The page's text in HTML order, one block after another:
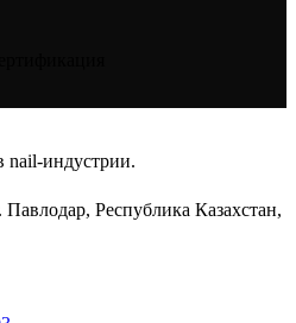
nail-индустрии.
Республика Казахстан,